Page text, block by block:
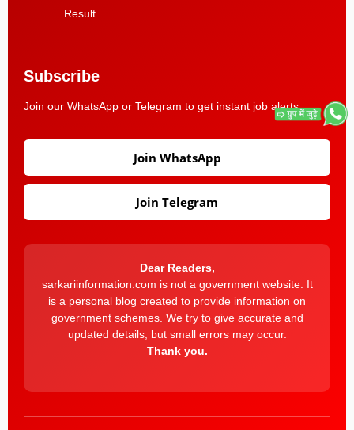
Result
Subscribe
Join our WhatsApp or Telegram to get instant job alerts.
Join WhatsApp
Join Telegram
Dear Readers,
sarkariinformation.com is not a government website. It
is a personal blog created to provide information on
government schemes. We try to give accurate and
updated details, but small errors may occur.
Thank you.